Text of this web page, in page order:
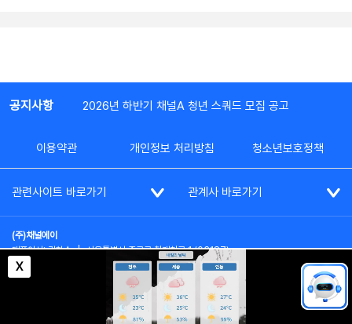
X
공지사항 2026년 하반기 채널A 청년 스쿼드 모집 공고
이용약관 개인정보 처리방침 청소년보호정책
관련사이트 바로가기 관계사 바로가기
(주)채널에이
대표이사: 김차수 | 서울특별시 종로구 청계천로 1 (03187)
부가통신사업신고: 022357호 | 사업자등록번호: 101-86-62787
대표전화: (02)2020-3114
시청자상담실: (02)2020-3100
통신판매업신고: 제2012-서울종로-0195호
COPYRIGHT(c) SINCE 2023,CHANNEL A ALL RIGHTS RESERVED.